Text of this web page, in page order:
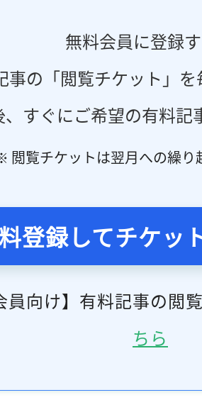
無料会員に登録
事の「閲覧チケット」
、すぐにご希望の有料記
閲覧チケットは翌月への繰り
登録してチケッ
員向け】有料記事の閲
ちら